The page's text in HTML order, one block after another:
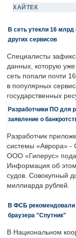
ХАЙТЕК
В сеть утекли 16 млрд
других сервисов
Специалисты
данных, которую
сеть попали почти
в популярных
государственных
Разработчики ПО для
заявление о
Разработчик
системы «Аврора» -
ООО «Гиперус»
Информация об
судов. Совокупный
миллиарда рублей.
В ФСБ рекомендовали
браузера "Спутник"
В Национальном